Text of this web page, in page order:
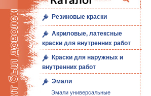
Резиновые краски
Акриловые, латексные
краски для внутренних работ
Краски для наружных и
внутренних работ
Эмали
Эмали универсальные